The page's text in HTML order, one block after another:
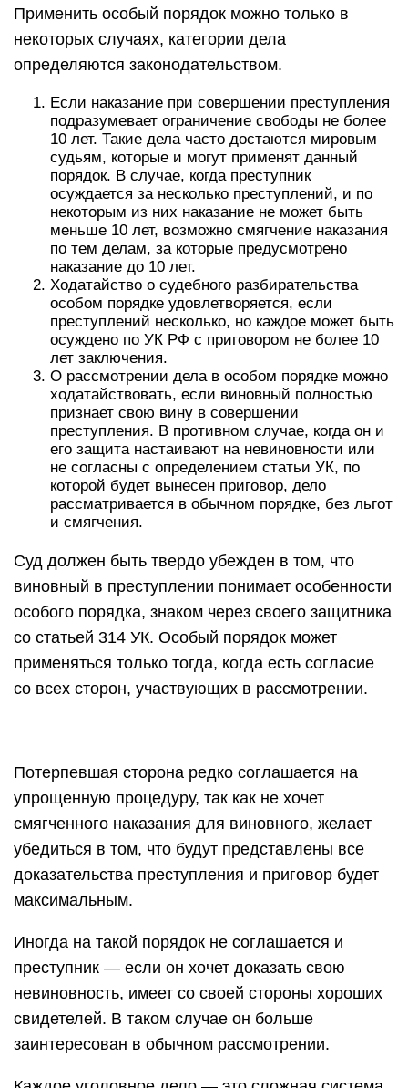
Применить особый порядок можно только в
некоторых случаях, категории дела
определяются законодательством.
Если наказание при совершении преступления
подразумевает ограничение свободы не более
10 лет. Такие дела часто достаются мировым
судьям, которые и могут применят данный
порядок. В случае, когда преступник
осуждается за несколько преступлений, и по
некоторым из них наказание не может быть
меньше 10 лет, возможно смягчение наказания
по тем делам, за которые предусмотрено
наказание до 10 лет.
Ходатайство о судебного разбирательства
особом порядке удовлетворяется, если
преступлений несколько, но каждое может быть
осуждено по УК РФ с приговором не более 10
лет заключения.
О рассмотрении дела в особом порядке можно
ходатайствовать, если виновный полностью
признает свою вину в совершении
преступления. В противном случае, когда он и
его защита настаивают на невиновности или
не согласны с определением статьи УК, по
которой будет вынесен приговор, дело
рассматривается в обычном порядке, без льгот
и смягчения.
Суд должен быть твердо убежден в том, что
виновный в преступлении понимает особенности
особого порядка, знаком через своего защитника
со статьей 314 УК. Особый порядок может
применяться только тогда, когда есть согласие
со всех сторон, участвующих в рассмотрении.
Потерпевшая сторона редко соглашается на
упрощенную процедуру, так как не хочет
смягченного наказания для виновного, желает
убедиться в том, что будут представлены все
доказательства преступления и приговор будет
максимальным.
Иногда на такой порядок не соглашается и
преступник — если он хочет доказать свою
невиновность, имеет со своей стороны хороших
свидетелей. В таком случае он больше
заинтересован в обычном рассмотрении.